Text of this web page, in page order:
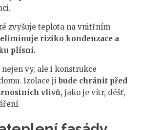
zvyšuje teplota na vnitřním
eliminuje riziko kondenzace a
plísní.
vy, ale i konstrukce
Izolace ji bude chránit před
vlivů, jako je vítr, déšť,